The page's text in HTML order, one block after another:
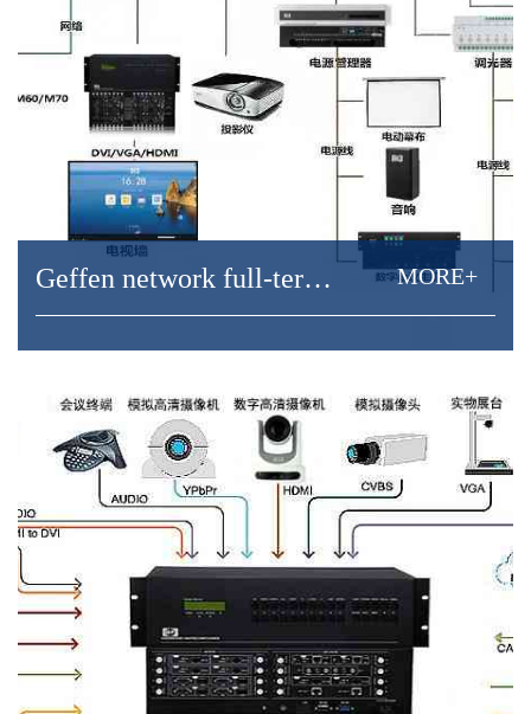
Geffen network full-terminal programmable central MORE+